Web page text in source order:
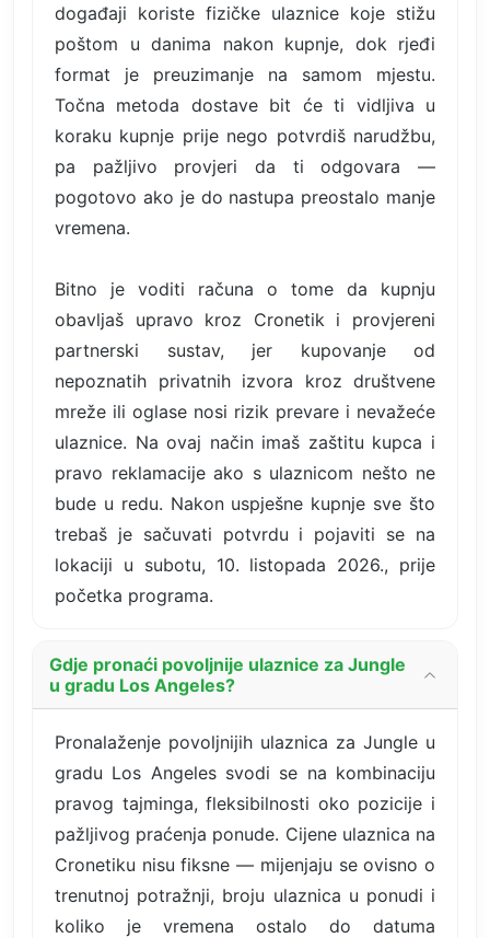
događaji koriste fizičke ulaznice koje stižu
poštom u danima nakon kupnje, dok rjeđi
format je preuzimanje na samom mjestu.
Točna metoda dostave bit će ti vidljiva u
koraku kupnje prije nego potvrdiš narudžbu,
pa pažljivo provjeri da ti odgovara —
pogotovo ako je do nastupa preostalo manje
vremena.
Bitno je voditi računa o tome da kupnju
obavljaš upravo kroz Cronetik i provjereni
partnerski sustav, jer kupovanje od
nepoznatih privatnih izvora kroz društvene
mreže ili oglase nosi rizik prevare i nevažeće
ulaznice. Na ovaj način imaš zaštitu kupca i
pravo reklamacije ako s ulaznicom nešto ne
bude u redu. Nakon uspješne kupnje sve što
trebaš je sačuvati potvrdu i pojaviti se na
lokaciji u subotu, 10. listopada 2026., prije
početka programa.
Gdje pronaći povoljnije ulaznice za Jungle
u gradu Los Angeles?
Pronalaženje povoljnijih ulaznica za Jungle u
gradu Los Angeles svodi se na kombinaciju
pravog tajminga, fleksibilnosti oko pozicije i
pažljivog praćenja ponude. Cijene ulaznica na
Cronetiku nisu fiksne — mijenjaju se ovisno o
trenutnoj potražnji, broju ulaznica u ponudi i
koliko je vremena ostalo do datuma